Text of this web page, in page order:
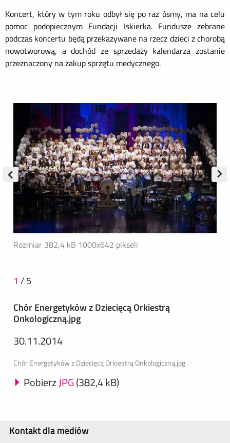
Koncert, który w tym roku odbył się po raz ósmy, ma na celu
pomoc podopiecznym Fundacji Iskierka. Fundusze zebrane
podczas koncertu będą przekazywane na rzecz dzieci z chorobą
nowotworową, a dochód ze sprzedaży kalendarza zostanie
przeznaczony na zakup sprzętu medycznego.
Rozmiar 382,4 kB 1000x642 pikseli
1 /5
Chór Energetyków z Dziecięcą Orkiestrą
Onkologiczną.jpg
30.11.2014
Chór Energetyków z Dziecięcą Orkiestrą Onkologiczną.jpg
PobierzJPG(382,4 kB)
Kontakt dla mediów